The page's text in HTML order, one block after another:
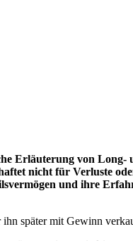
Erläuterung von Long-
nicht für Verluste
und ihre
später mit Gewinn